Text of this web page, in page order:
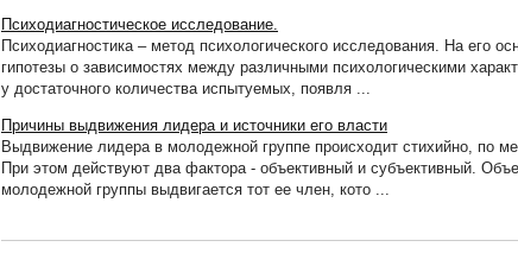
Психодиагностическое исследование.
Психодиагностика – метод психологического исследования. На его
гипотезы о зависимостях между различными психологическими
у достаточного количества испытуемых, появля ...
Причины выдвижения лидера и источники его власти
Выдвижение лидера в молодежной группе происходит стихийно, по
При этом действуют два фактора - объективный и субъективный.
молодежной группы выдвигается тот ее член, кото ...